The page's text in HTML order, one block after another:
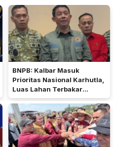
BNPB: Kalbar Masuk
Prioritas Nasional Karhutla,
Luas Lahan Terbakar
Peringkat Keempat